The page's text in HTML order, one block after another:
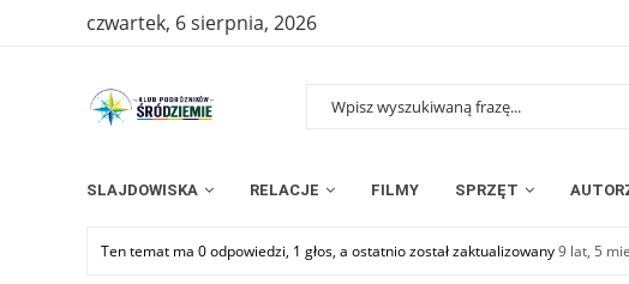
czwartek, 6 sierpnia, 2026
SLAJDOWISKA RELACJE FILMY SPRZĘT
Ten temat ma 0 odpowiedzi, 1 głos, a ostatnio został zaktualizowany9 lat, 5